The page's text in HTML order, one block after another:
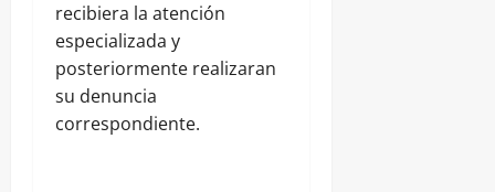
recibiera la atención
especializada y
posteriormente realizaran
su denuncia
correspondiente.